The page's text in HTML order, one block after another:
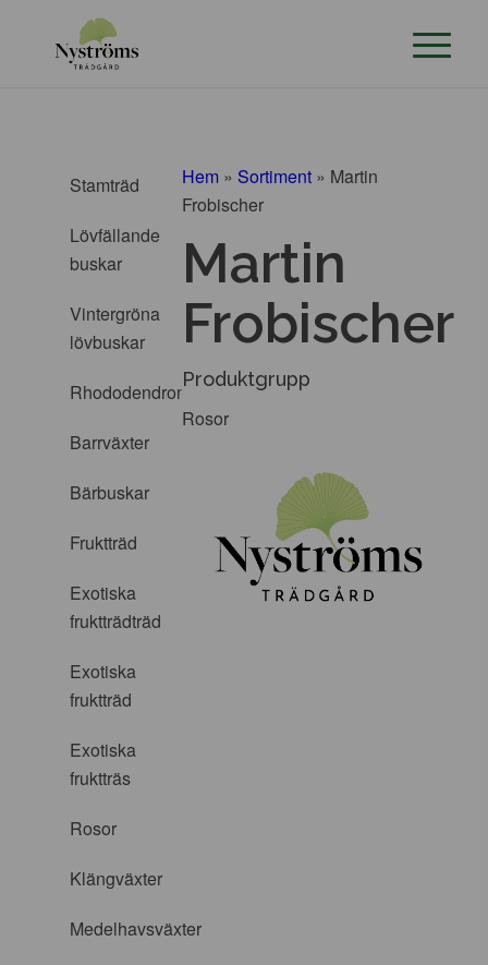
Stamträd
Lövfällande
buskar
Vintergröna
lövbuskar
Rhododendron
Barrväxter
Bärbuskar
Fruktträd
Exotiska
fruktträdträd
Exotiska
fruktträd
Exotiska
fruktträs
Rosor
Klängväxter
Medelhavsväxter
Hem » Sortiment » Martin
Frobischer
Martin
Frobischer
Produktgrupp
Rosor